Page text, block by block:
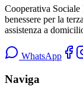
Cooperativa
benessere per la
assistenza a
WhatsApp
Naviga